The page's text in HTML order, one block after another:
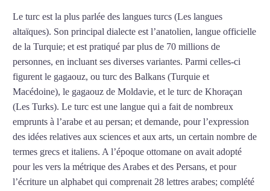
Le turc est la plus parlée des langues turcs (Les langues
altaïques). Son principal dialecte est l’anatolien, langue officielle
de la Turquie; et est pratiqué par plus de 70 millions de
personnes, en incluant ses diverses variantes. Parmi celles-ci
figurent le gagaouz, ou turc des Balkans (Turquie et
Macédoine), le gagaouz de Moldavie, et le turc de Khoraçan
(Les Turks). Le turc est une langue qui a fait de nombreux
emprunts à l’arabe et au persan; et demande, pour l’expression
des idées relatives aux sciences et aux arts, un certain nombre de
termes grecs et italiens. A l’époque ottomane on avait adopté
pour les vers la métrique des Arabes et des Persans, et pour
l’écriture un alphabet qui comprenait 28 lettres arabes; complété